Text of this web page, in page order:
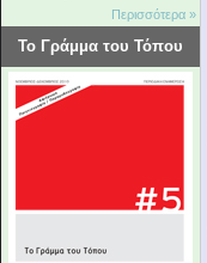
Περισσότερα »
Το Γράμμα του Τόπου